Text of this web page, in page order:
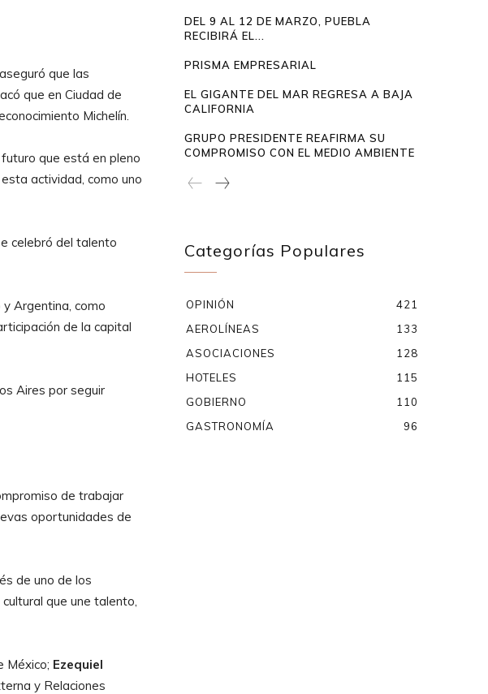
aseguró que las
que en Ciudad de
Michelín.
que está en pleno
actividad, como uno
celebró del talento
Argentina, como
de la capital
Aires por seguir
de trabajar
oportunidades de
de uno de los
que une talento,
México; Ezequiel
y Relaciones
DEL 9 AL 12 DE MARZO, PUEBLA
RECIBIRÁ EL...
PRISMA EMPRESARIAL
EL GIGANTE DEL MAR REGRESA A BAJA
CALIFORNIA
GRUPO PRESIDENTE REAFIRMA SU
COMPROMISO CON EL MEDIO AMBIENTE
Categorías Populares
OPINIÓN
421
AEROLÍNEAS
133
ASOCIACIONES
128
HOTELES
115
GOBIERNO
110
GASTRONOMÍA
96